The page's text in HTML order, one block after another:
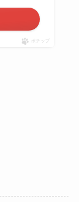
ポチップ